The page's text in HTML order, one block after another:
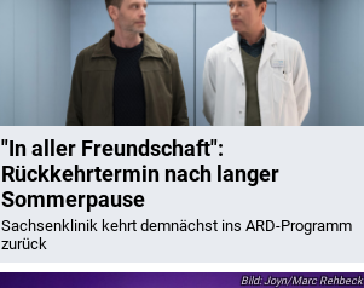
"In aller Freundschaft":
Rückkehrtermin nach langer
Sommerpause
Sachsenklinik kehrt demnächst ins ARD-Programm
zurück
Joyn/Marc Rehbeck